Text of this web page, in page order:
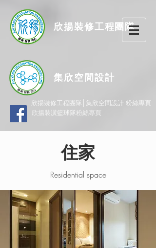
欣揚裝修工程團隊
集欣空間設計
欣揚裝修工程團隊│集欣空間設計 粉絲專頁
欣揚裝潢籃球隊粉絲專頁
住家
Residential space